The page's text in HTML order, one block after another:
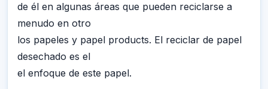
de él en algunas áreas que pueden reciclarse a
menudo en otro
los papeles y papel products. El reciclar de papel
desechado es el
el enfoque de este papel.